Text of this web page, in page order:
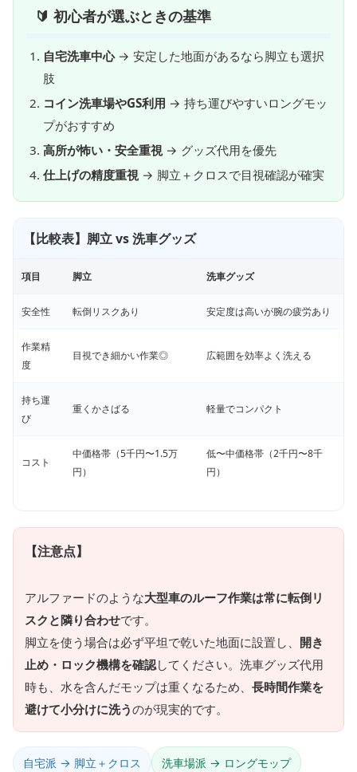
🔰 初心者が選ぶときの基準
自宅洗車中心→ 安定した地面があるなら脚立も選択
肢
コイン洗車場やGS利用 → 持ち運びやすいロングモッ
プがおすすめ
高所が怖い・安全重視 → グッズ代用を優先
仕上げの精度重視 → 脚立＋クロスで目視確認が確実
【比較表】脚立 vs 洗車グッズ
項目 脚立 洗車グッズ
安全性 転倒リスクあり 安定度は高いが腕の疲労あり
作業精
度
目視でき細かい作業◎ 広範囲を効率よく洗える
持ち運
び
重くかさばる 軽量でコンパクト
コスト
中価格帯（5千円〜1.5万
円）
低〜中価格帯（2千円〜8千
円）
【注意点】
アルファードのような大型車のルーフ作業は常に転倒リ
スクと隣り合わせです。
脚立を使う場合は必ず平坦で乾いた地面に設置し、 開き
止め・ロック機構を確認してください。洗車グッズ代用
時も、水を含んだモップは重くなるため、 長時間作業を
避けて小分けに洗うのが現実的です。
自宅派 → 脚立＋クロス 洗車場派 → ロングモップ